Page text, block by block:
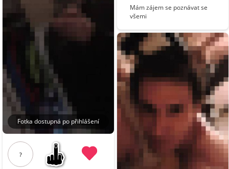
Fotka dostupná po přihlášení
?
Mám zájem se poznávat se
všemi